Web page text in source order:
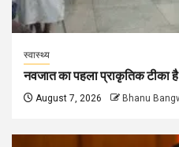
स्वास्थ्य
नवजात का पहला प्राकृतिक टीका
August 7, 2026 Bhanu